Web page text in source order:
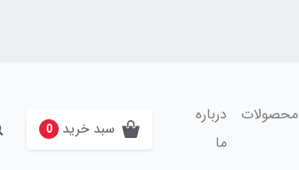
محصولات
درباره
ما
سبد خرید 0